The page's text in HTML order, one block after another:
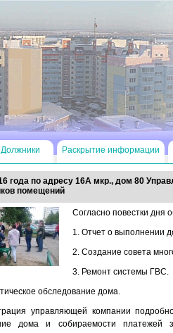
Должники Раскрытие информации
года по адресу 16А мкр., дом 80
помещений
Согласно повестки дня
1. Отчет о выполнении
2. Создание совета
3. Ремонт системы ГВС.
обследование дома.
управляющей компании
дома и собираемости платежей